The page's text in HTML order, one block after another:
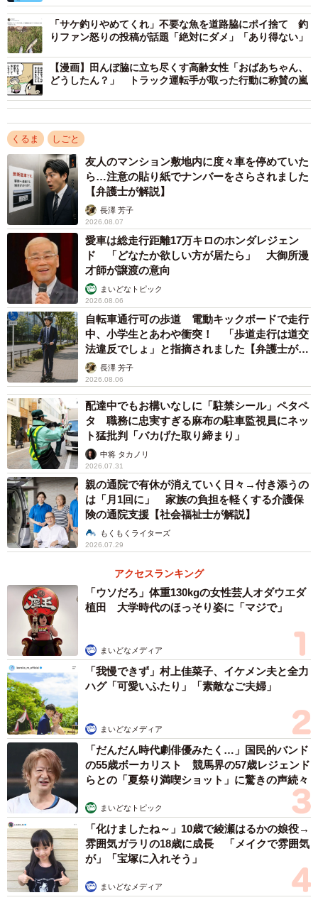
引されている（ダイハツ公式中古車・軽自動車の検索サイト「U-
CATCH」から引用）
SNS上ではダイハツ製ドアハンドルの破損事例が多数確認
できる。みのむしまろさんの場合、14年間使用し、うち8年
は野外の駐車場に駐車していたということだったが、使用
した年数や環境はドアハンドルの破損と因果関係があるの
だろうか。
ダイハツ工業株式会社 に話を聞いた。
ーー今回話題の投稿以外にもSNSで「ダイハツ ドアノブ」
等で検索すると複数件の破損事例が見受けられました。ド
アハンドルの破損事例についてどのように把握されていま
すでしょうか？破損の要因として思い当たること、これま
でに講じておられる対策についてお聞かせください。
担当者：この度は弊社製品における事例についてご心配を
お掛けして、申し訳ありません。当該車両のドアハンドル
につきましては、造形の自由度を確保すること軽量化等の
観点から材料として樹脂を使用しております。
この樹脂は、自動車部品に限らず、特に屋外で使用する樹
脂製品においては、材料自身の経時変化や、繰り返しの
様々な入力により強度が低下することが一般的に知られて
います。当該ドアハンドルにつきましても例外ではなく、
それが主な原因と考えられる破損が、一部車両で発生して
いることを把握しております。
現在生産している車両については、樹脂の強度低下を抑制
する材料を添加するなどの改善を行ったドアハンドルを採
用し、耐久性を大幅に向上させております。
加えて、ドアハンドルを破損されてしまったお客様のご負
担を少しでも軽減できるよう、交換用修理部品の価格を低
く抑える施策を展開してきております。
今後も弊社車両を今後更に長くお車をお使いいただけるお
客様におかれましてご心配をされるような場合には、ぜひ
最寄りのダイハツ販売会社へご相談いただけますと幸いと
考えております。
「サケ釣りやめてくれ」不要な魚を道路脇にポイ捨て 釣
りファン怒りの投稿が話題「絶対にダメ」「あり得ない」
【漫画】田んぼ脇に立ち尽くす高齢女性「おばあちゃん、
どうしたん？」 トラック運転手が取った行動に称賛の嵐
くるま しごと
友人のマンション敷地内に度々車を停めていた
ら…注意の貼り紙でナンバーをさらされました
【弁護士が解説】
長澤 芳子
2026.08.07
愛車は総走行距離17万キロのホンダレジェン
ド 「どなたか欲しい方が居たら」 大御所漫
才師が譲渡の意向
まいどなトピック
2026.08.06
自転車通行可の歩道 電動キックボードで走行
中、小学生とあわや衝突！ 「歩道走行は道交
法違反でしょ」と指摘されました【弁護士が解
説】長澤 芳子
2026.08.06
配達中でもお構いなしに「駐禁シール」ペタペ
タ 職務に忠実すぎる麻布の駐車監視員にネッ
ト猛批判「バカげた取り締まり」
中将 タカノリ
2026.07.31
親の通院で有休が消えていく日々→付き添うの
は「月1回に」 家族の負担を軽くする介護保
険の通院支援【社会福祉士が解説】
もくもくライターズ
2026.07.29
アクセスランキング
「ウソだろ」体重130kgの女性芸人オダウエダ
植田 大学時代のほっそり姿に「マジで」
まいどなメディア
「我慢できず」村上佳菜子、イケメン夫と全力
ハグ「可愛いふたり」「素敵なご夫婦」
まいどなメディア
「だんだん時代劇俳優みたく…」国民的バンド
の55歳ボーカリスト 競馬界の57歳レジェンド
らとの「夏祭り満喫ショット」に驚きの声続々
まいどなトピック
「化けましたね～」10歳で綾瀬はるかの娘役→
雰囲気ガラリの18歳に成長 「メイクで雰囲気
が」「宝塚に入れそう」
まいどなメディア